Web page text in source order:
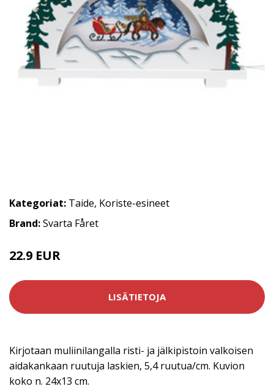
Kategoriat: Taide, Koriste-esineet
Brand:Svarta Fåret
22.9 EUR
LISÄTIETOJA
Kirjotaan muliinilangalla risti- ja jälkipistoin valkoisen
aidakankaan ruutuja laskien, 5,4 ruutua/cm. Kuvion
koko n. 24x13 cm.